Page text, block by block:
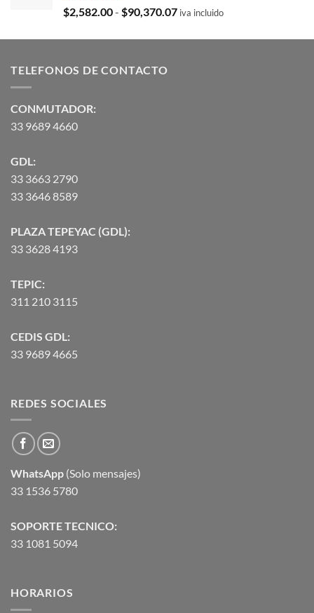
$35,369.97. $29,103.19.
Valorado
con
$2,582.00- $90,370.07Rango
precios:
iva incluido
TELEFONOS DE CONTACTO
CONMUTADOR:
33 9689 4660
GDL:
33 3663 2790
33 3646 8589
PLAZA TEPEYAC (GDL):
33 3628 4193
TEPIC:
311 210 3115
CEDIS GDL:
33 9689 4665
REDES SOCIALES
WhatsApp (Solo mensajes)
33 1536 5780
SOPORTE TECNICO:
33 1081 5094
HORARIOS